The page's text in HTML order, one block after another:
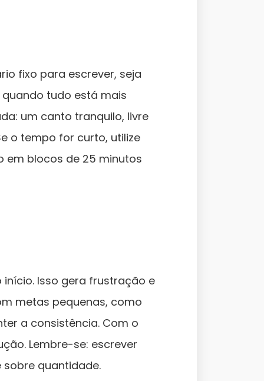
fixo para escrever, seja
tudo está mais
um canto tranquilo, livre
o tempo for curto, utilize
em blocos de 25 minutos
Isso gera frustração e
metas pequenas, como
a consistência. Com o
Lembre-se: escrever
quantidade.